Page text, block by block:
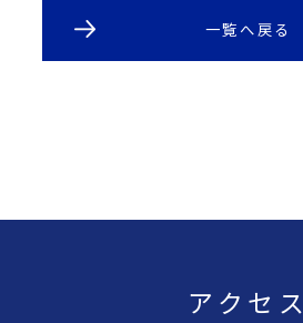
一覧へ戻る
アクセス